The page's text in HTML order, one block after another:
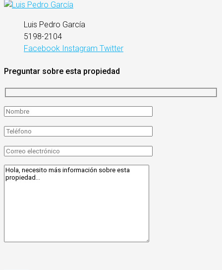
Luis Pedro García
5198-2104
Facebook Instagram Twitter
Preguntar sobre esta propiedad